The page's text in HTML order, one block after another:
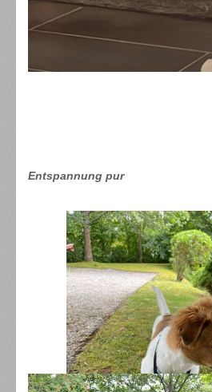
Entspannung pur